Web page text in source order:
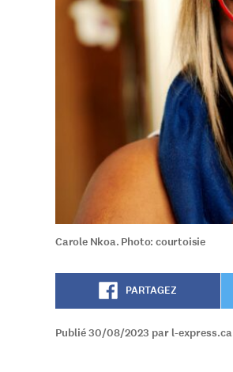
Carole Nkoa. Photo: courtoisie
PARTAGEZ
Publié 30/08/2023 par l-express.ca